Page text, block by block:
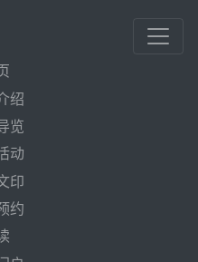
绍
览
动
印
约
帧体验
）14:00-15:30